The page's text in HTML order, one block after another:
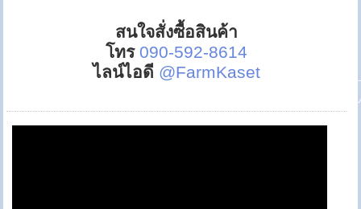
สนใจสั่งซื้อสินค้า
โทร 090-592-8614
ไลน์ไอดี @FarmKaset